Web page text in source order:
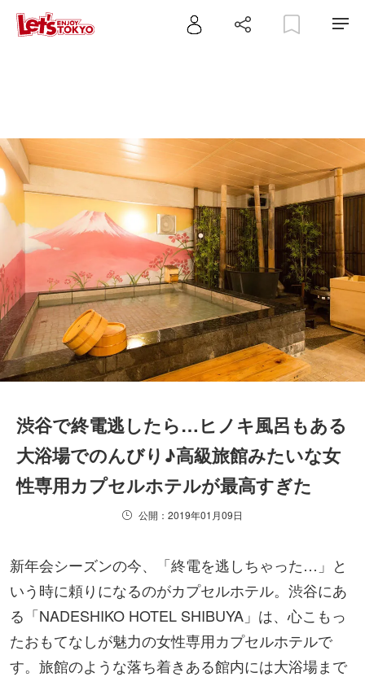
渋谷で終電逃したら…ヒノキ風呂もある
大浴場でのんびり♪高級旅館みたいな女
性専用カプセルホテルが最高すぎた
公開：2019年01月09日
新年会シーズンの今、「終電を逃しちゃった…」と
いう時に頼りになるのがカプセルホテル。渋谷にあ
る「NADESHIKO HOTEL SHIBUYA」は、心こもっ
たおもてなしが魅力の女性専用カプセルホテルで
す。旅館のような落ち着きある館内には大浴場まで